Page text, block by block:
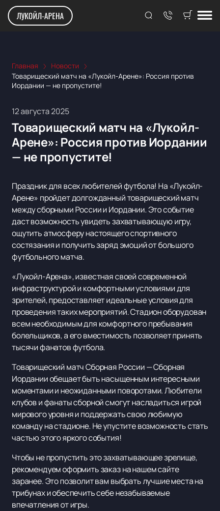
ЛУКОЙЛ-АРЕНА
Главная
Новости
Товарищеский матч на «Лукойл-Арене»: Россия против
Иордании — не пропустите!
12 августа 2025
Товарищеский матч на «Лукойл-
Арене»: Россия против Иордании
— не пропустите!
Праздник для всех любителей футбола! На «Лукойл-
Арене» пройдет долгожданный товарищеский матч
между сборными России и Иордании. Это событие
даст возможность увидеть захватывающую игру,
ощутить атмосферу настоящего спортивного
состязания и получить заряд эмоций от большого
футбольного матча.
«Лукойл-Арена», известная своей современной
инфраструктурой и комфортными условиями для
зрителей, предоставляет идеальные условия для
проведения таких мероприятий. Стадион оборудован
всем необходимым для комфортного пребывания
болельщиков, а его вместимость позволяет принять
тысячи фанатов футбола.
Товарищеский матч Сборная России — Сборная
Иордании обещает быть насыщенным интересными
моментами и неожиданными поворотами. Любители
клубов и фанаты сборной смогут насладиться игрой
мирового уровня и поддержать свою любимую
команду на стадионе. Не упустите возможность стать
частью этого яркого события!
Чтобы не пропустить это захватывающее зрелище,
рекомендуем оформить заказ на нашем сайте
заранее. Это позволит вам выбрать лучшие места на
трибунах и обеспечить себе незабываемые
впечатления от игры.